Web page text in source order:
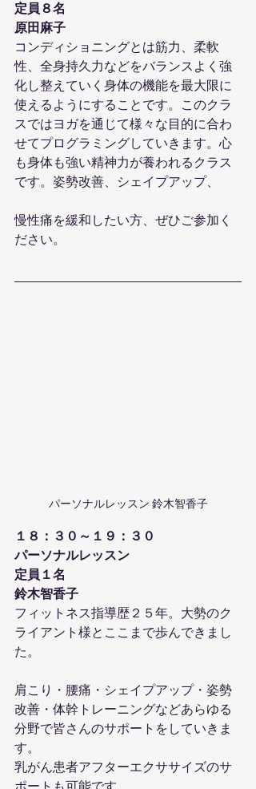
定員８名
原田麻子
コンディショニングとは筋力、柔軟
性、全身持久力などをバランスよく強
化し整えていく身体の機能を最大限に
使えるようにすることです。このクラ
スではヨガを通じて様々な目的に合わ
せてプログラミングしていきます。心
も身体も強い精神力が養われるクラス
です。姿勢改善、シェイプアップ、
慢性痛を緩和したい方、ぜひご参加く
ださい。
パーソナルレッスン 鈴木智香子
１８：３０～１９：３０
パーソナルレッスン
定員１名
鈴木智香子
フィットネス指導歴２５年。大勢のク
ライアント様とここまで歩んできまし
た。
肩こり・腰痛・シェイプアップ・姿勢
改善・体幹トレーニングなどあらゆる
分野で皆さんのサポートをしていきま
す。
乳がん患者アフターエクササイズのサ